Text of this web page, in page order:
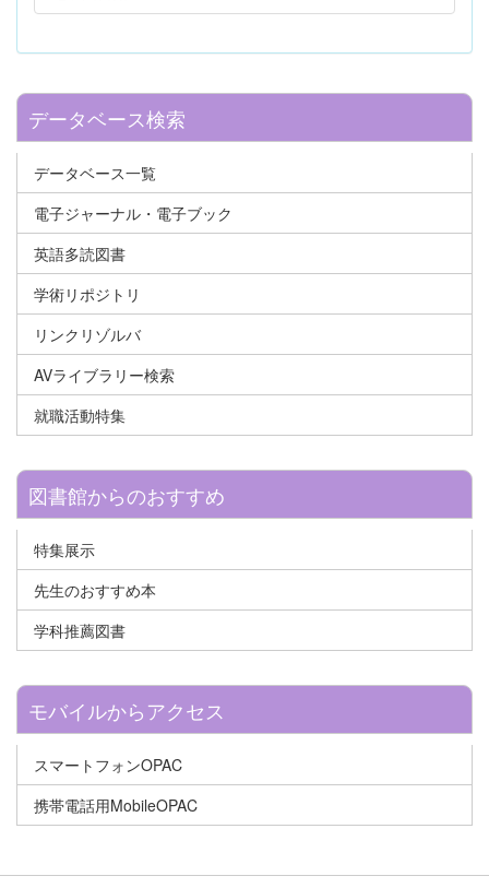
データベース検索
データベース一覧
電子ジャーナル・電子ブック
英語多読図書
学術リポジトリ
リンクリゾルバ
AVライブラリー検索
就職活動特集
図書館からのおすすめ
特集展示
先生のおすすめ本
学科推薦図書
モバイルからアクセス
スマートフォンOPAC
携帯電話用MobileOPAC